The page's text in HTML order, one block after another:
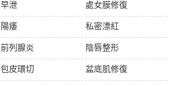
早泄
陽痿
前列腺炎
包皮環切
處女膜修復
私密漂紅
陰唇整形
盆底肌修復